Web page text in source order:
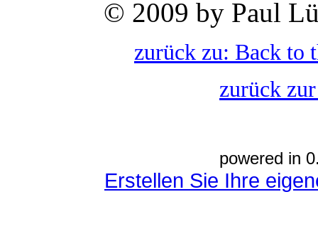
© 2009 by Paul
zurück zu: Back to
zurück
powered in
Erstellen Sie Ihre